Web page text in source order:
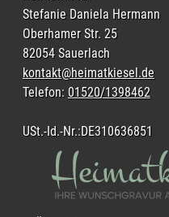
Widerrufsbelehrung
Lieferung & Zahlung
Datenschutz